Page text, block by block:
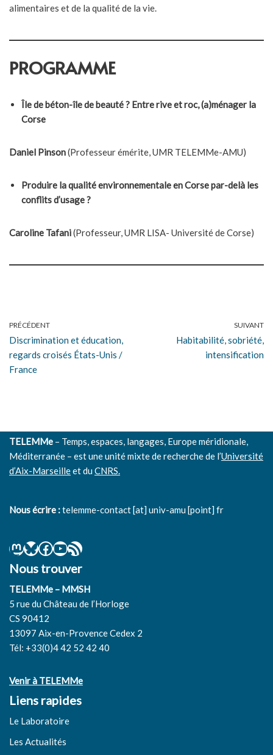
alimentaires et de la qualité de la vie.
PROGRAMME
Île de béton-île de beauté ? Entre rive et roc,(a)ménager la
Corse
Daniel Pinson(Professeur émérite, UMR TELEMMe-AMU)
Produire la qualité environnementale en Corsepar-delà les
conflits d’usage ?
Caroline Tafani(Professeur, UMR LISA- Université de Corse)
PRÉCÉDENT
Discrimination et éducation,
regards croisés États-Unis /
France
SUIVANT
Habitabilité, sobriété,
intensification
TELEMMe – Temps, espaces, langages, Europe méridionale,
Méditerranée – est une unité mixte de recherche de l’Université
d’Aix-Marseilleet duCNRS.
Nous écrire :telemme-contact [at] univ-amu [point] fr
Nous trouver
TELEMMe – MMSH
5 rue du Château de l’Horloge
CS 90412
13097 Aix-en-Provence Cedex 2
Tél: +33(0)4 42 52 42 40
Venir à TELEMMe
Liens rapides
Le Laboratoire
Les Actualités